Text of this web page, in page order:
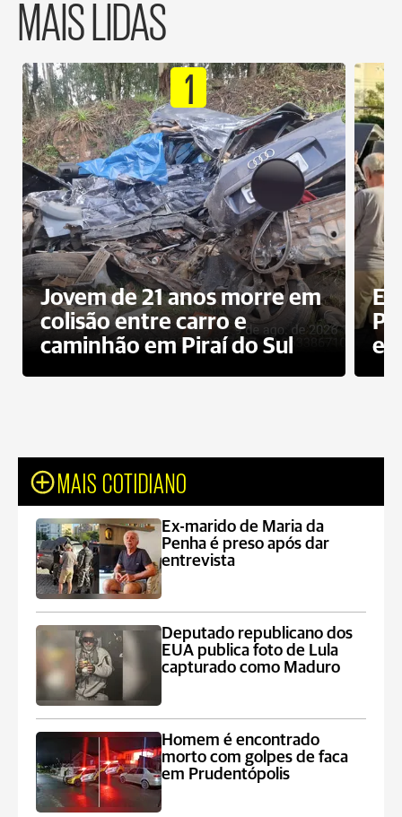
MAIS LIDAS
1
Jovem de 21 anos morre em
colisão entre carro e
caminhão em Piraí do Sul
MAIS COTIDIANO
Ex-marido de Maria da
Penha é preso após dar
entrevista
Deputado republicano dos
EUA publica foto de Lula
capturado como Maduro
Homem é encontrado
morto com golpes de faca
em Prudentópolis